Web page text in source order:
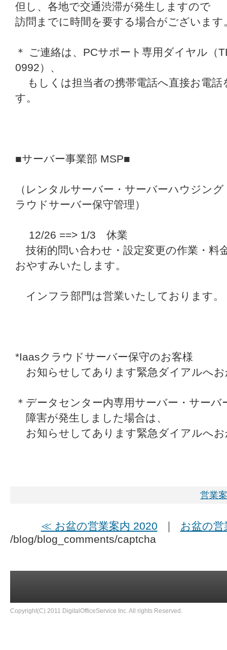
但し、各地で交通渋滞が発生しますので
訪問までに時間を要する場合がございます
＊ ご連絡は、PCサポート専用ダイヤル（
0992）、
もしくは担当者の携帯電話へ直接お電話
す。
■サーバー事業部 MSP■
（レンタルサーバー・サーバーハウジン
ラウドサーバー保守管理）
12/26 ==> 1/3 休業
技術的問い合わせ・設定変更の作業・料
おやすみいたします。
インフラ部門は営業いたしております。
*Iaasクラウドサーバー保守のお客様
お知らせしてあります緊急ダイアルへ
＊データセンター内専用サーバー・サー
障害が発生しました場合は、
お知らせしてあります緊急ダイアルへ
営業
≪ お盆の営業案内 2020 ｜
お盆の
/blog/blog_comments/captcha
Copyright(C) 2011 DigitalOfficeService Inc. All rights Reserved.